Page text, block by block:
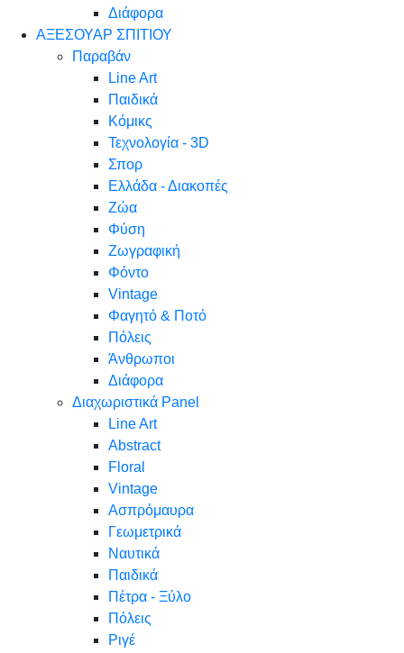
Διάφορα
ΑΞΕΣΟΥΑΡ ΣΠΙΤΙΟΥ
Παραβάν
Line Art
Παιδικά
Κόμικς
Τεχνολογία - 3D
Σπορ
Ελλάδα - Διακοπές
Ζώα
Φύση
Ζωγραφική
Φόντο
Vintage
Φαγητό & Ποτό
Πόλεις
Άνθρωποι
Διάφορα
Διαχωριστικά Panel
Line Art
Abstract
Floral
Vintage
Ασπρόμαυρα
Γεωμετρικά
Ναυτικά
Παιδικά
Πέτρα - Ξύλο
Πόλεις
Ριγέ